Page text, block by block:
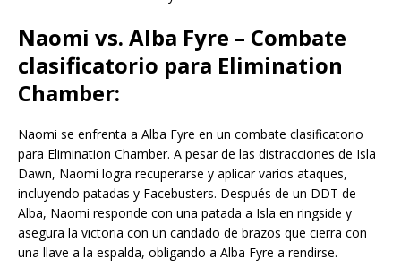
Naomi vs. Alba Fyre – Combate
clasificatorio para Elimination
Chamber:
Naomi se enfrenta a Alba Fyre en un combate clasificatorio
para Elimination Chamber. A pesar de las distracciones de Isla
Dawn, Naomi logra recuperarse y aplicar varios ataques,
incluyendo patadas y Facebusters. Después de un DDT de
Alba, Naomi responde con una patada a Isla en ringside y
asegura la victoria con un candado de brazos que cierra con
una llave a la espalda, obligando a Alba Fyre a rendirse.